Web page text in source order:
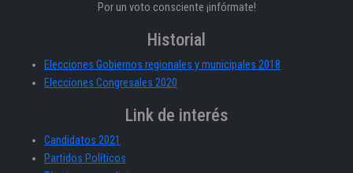
Por un voto consciente ¡infórmate!
Historial
Elecciones Gobiernos regionales y municipales 2018
Elecciones Congresales 2020
Link de interés
Candidatos 2021
Partidos Políticos